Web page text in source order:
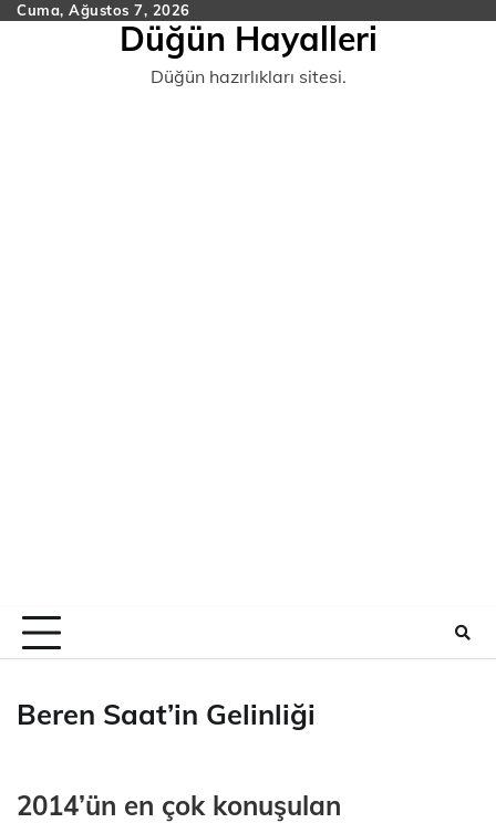
SkipCuma, Ağustos 7, 2026
Düğün Hayalleri
Düğün hazırlıkları sitesi.
Beren Saat’in Gelinliği
2014’ün en çok konuşulan